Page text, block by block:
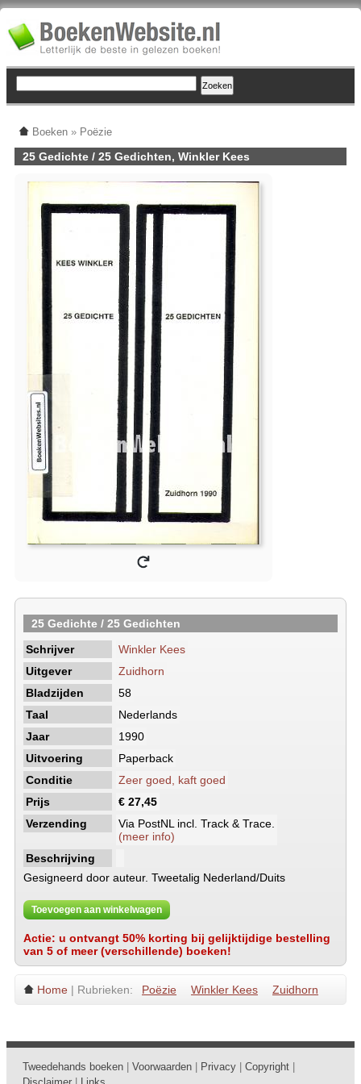
Boeken » Poëzie
25 Gedichte / 25 Gedichten, Winkler Kees
25 Gedichte / 25 Gedichten
Schrijver
Winkler Kees
Uitgever
Zuidhorn
Bladzijden
58
Taal
Nederlands
Jaar
1990
Uitvoering
Paperback
Conditie
Zeer goed, kaft goed
Prijs
€ 27,45
Verzending
Via PostNL incl. Track & Trace.
(meer info)
Beschrijving
Gesigneerd door auteur. Tweetalig Nederland/Duits
Toevoegen aan winkelwagen
Actie: u ontvangt 50% korting bij gelijktijdige bestelling
van 5 of meer (verschillende) boeken!
Home | Rubrieken: Poëzie Winkler Kees Zuidhorn
Tweedehands boeken Voorwaarden Privacy Copyright